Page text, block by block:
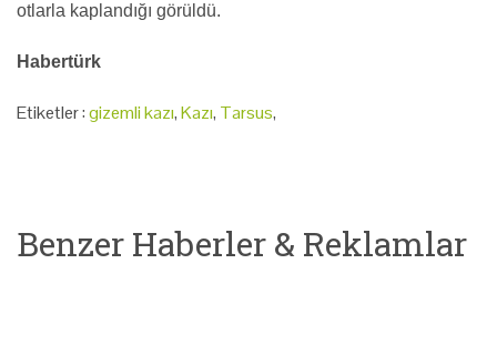
otlarla kaplandığı görüldü.
Habertürk
Etiketler :gizemli kazı,Kazı, Tarsus,
Benzer Haberler & Reklamlar